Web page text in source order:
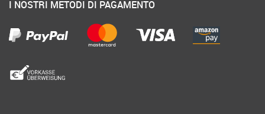
I NOSTRI METODI DI PAGAMENTO